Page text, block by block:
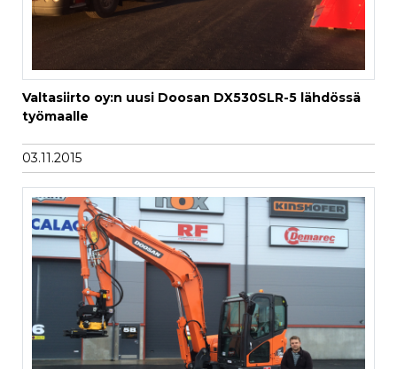
Valtasiirto oy:n uusi Doosan DX530SLR-5 lähdössä
työmaalle
03.11.2015